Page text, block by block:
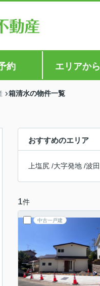
約 エリアか
箱清水の物件一覧
おすすめのエリア
上塩尻 /大字発地 /波田
1件
中古一戸建